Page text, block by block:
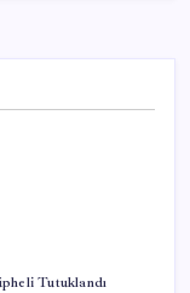
Tutuklandı